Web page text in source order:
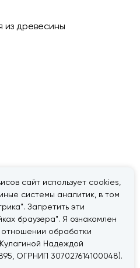
сайт использует cookies,
системы аналитик, в том
Запретить эти
браузера". Я ознакомлен
обработки
Надеждой
ОГРНИП 307027614100048).
из древесины
информация